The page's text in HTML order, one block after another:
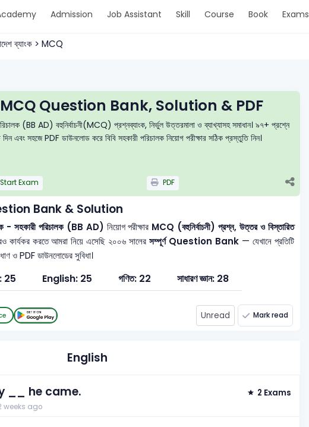
Admission Job Assistant Skill Course Book Exams
ব্যাংক > MCQ
Question Bank, Solution & PDF
(BB AD) বহুনির্বাচনী(MCQ) প্রশ্নব্যাংক, নির্ভুল উত্তরমালা ও ব্যাখ্যাসহ সমাধান। ৯৭+ প্রশ্নে
দিন এবং সহজে PDF ডাউনলোড করে বিবি সহকারী পরিচালক নিয়োগ পরীক্ষার সঠিক প্রস্তুতি নিন।
Start Exam PDF
Bank & Solution
- সহকারী পরিচালক (BB AD) নিয়োগ পরীক্ষার MCQ (বহুনির্বাচনী) প্রশ্ন, উত্তর ও বিস্তারিত
করতে আমরা নিয়ে এসেছি ২০০৬ সালেরসম্পূর্ণ Question Bank— যেখানে প্রতিটি
ও PDF ডাউনলোডের সুবিধা।
25 English: 25 গণিত: 22 সাধারণ জ্ঞান: 28
Unread Mark read
English
__ he came. 2 Exams
weeks ago